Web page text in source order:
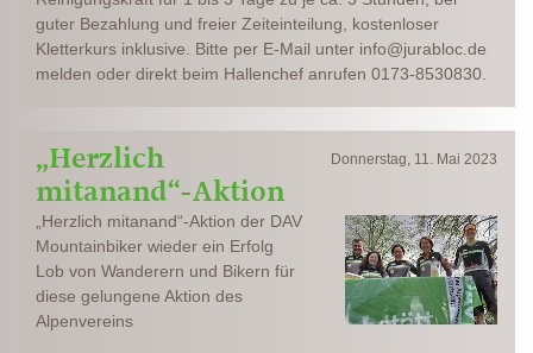
guter Bezahlung und freier Zeiteinteilung, kostenloser
Kletterkurs inklusive. Bitte per E-Mail unter info@jurabloc.de
melden oder direkt beim Hallenchef anrufen 0173-8530830.
Donnerstag, 11. Mai 2023
„Herzlich
mitanand“-Aktion
„Herzlich mitanand“-Aktion der DAV
Mountainbiker wieder ein Erfolg
Lob von Wanderern und Bikern für
diese gelungene Aktion des
Alpenvereins